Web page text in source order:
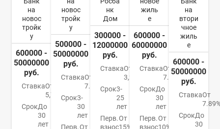
на
новос
тройк
у
600000 -
50000000
руб.
СтавкаОт
5,79%
СрокДо
30
лет
новос
тройк
у
500000 -
50000000
руб.
СтавкаОт
7.5%
Срок3-
30
лет
Перв.От
нк
Дом
300000 -
12000000
руб.
СтавкаОт
3,2%
Срок3-
25
лет
Перв.
взнос
От
15%
жиль
е
600000 -
60000000
руб.
СтавкаОт
7.4%
СрокДо
30
лет
Перв.
взнос
От
10%
на
втори
чное
жиль
е
600000 -
50000000
руб.
СтавкаОт
СрокДо
30